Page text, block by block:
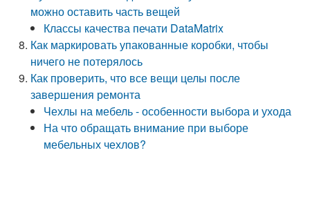
можно оставить часть вещей
Классы качества печати DataMatrix
Как маркировать упакованные коробки, чтобы
ничего не потерялось
Как проверить, что все вещи целы после
завершения ремонта
Чехлы на мебель - особенности выбора и ухода
На что обращать внимание при выборе
мебельных чехлов?